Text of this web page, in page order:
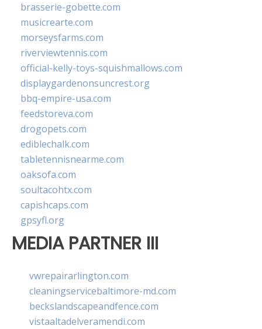
brasserie-gobette.com
musicrearte.com
morseysfarms.com
riverviewtennis.com
official-kelly-toys-squishmallows.com
displaygardenonsuncrest.org
bbq-empire-usa.com
feedstoreva.com
drogopets.com
ediblechalk.com
tabletennisnearme.com
oaksofa.com
soultacohtx.com
capishcaps.com
gpsyfl.org
MEDIA PARTNER III
vwrepairarlington.com
cleaningservicebaltimore-md.com
beckslandscapeandfence.com
vistaaltadelveramendi.com